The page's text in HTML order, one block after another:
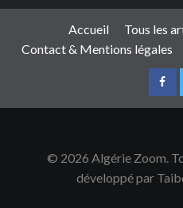
Accueil Tous les
Contact & Mentions légales
© 2026 Algérie Zoom.
développé par